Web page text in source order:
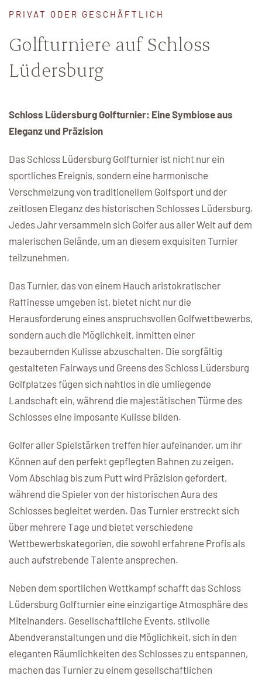
Gutscheine
Startzeit
Buchen Sie Ihr Wunschdatum und sichern Sie sich jetzt
Startzeit buchen
Membership at Schloss
Lüdersburg
Schloss Lüdersburg ist der perfekte Heimkurs für Sie.
Jetzt Mitglied werden
PRIVAT ODER GESCHÄFTLICH
Golfturniere auf Schloss
Lüdersburg
Schloss Lüdersburg Golfturnier: Eine Symbiose aus
Eleganz und Präzision
Das Schloss Lüdersburg Golfturnier ist nicht nur ein
sportliches Ereignis, sondern eine harmonische
Verschmelzung von traditionellem Golfsport und der
zeitlosen Eleganz des historischen Schlosses Lüdersburg.
Jedes Jahr versammeln sich Golfer aus aller Welt auf dem
malerischen Gelände, um an diesem exquisiten Turnier
teilzunehmen.
Das Turnier, das von einem Hauch aristokratischer
Raffinesse umgeben ist, bietet nicht nur die
Herausforderung eines anspruchsvollen Golfwettbewerbs,
sondern auch die Möglichkeit, inmitten einer
bezaubernden Kulisse abzuschalten. Die sorgfältig
gestalteten Fairways und Greens des Schloss Lüdersburg
Golfplatzes fügen sich nahtlos in die umliegende
Landschaft ein, während die majestätischen Türme des
Schlosses eine imposante Kulisse bilden.
Golfer aller Spielstärken treffen hier aufeinander, um ihr
Können auf den perfekt gepflegten Bahnen zu zeigen.
Vom Abschlag bis zum Putt wird Präzision gefordert,
während die Spieler von der historischen Aura des
Schlosses begleitet werden. Das Turnier erstreckt sich
über mehrere Tage und bietet verschiedene
Wettbewerbskategorien, die sowohl erfahrene Profis als
auch aufstrebende Talente ansprechen.
Neben dem sportlichen Wettkampf schafft das Schloss
Lüdersburg Golfturnier eine einzigartige Atmosphäre des
Miteinanders. Gesellschaftliche Events, stilvolle
Abendveranstaltungen und die Möglichkeit, sich in den
eleganten Räumlichkeiten des Schlosses zu entspannen,
machen das Turnier zu einem gesellschaftlichen